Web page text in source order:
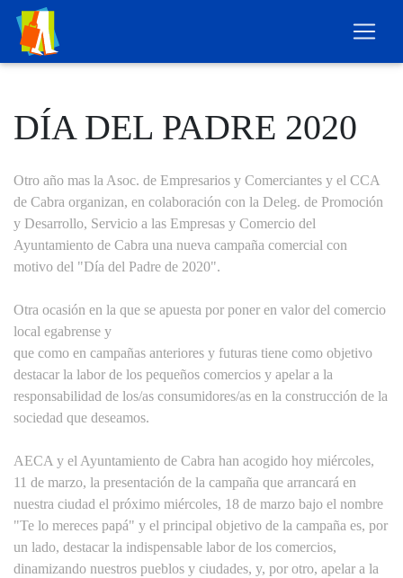
DÍA DEL PADRE 2020
Otro año mas la Asoc. de Empresarios y Comerciantes y el CCA
de Cabra organizan, en colaboración con la Deleg. de Promoción
y Desarrollo, Servicio a las Empresas y Comercio del
Ayuntamiento de Cabra una nueva campaña comercial con
motivo del "Día del Padre de 2020".
Otra ocasión en la que se apuesta por poner en valor del comercio
local egabrense y
que como en campañas anteriores y futuras tiene como objetivo
destacar la labor de los pequeños comercios y apelar a la
responsabilidad de los/as consumidores/as en la construcción de la
sociedad que deseamos.
AECA y el Ayuntamiento de Cabra han acogido hoy miércoles,
11 de marzo, la presentación de la campaña que arrancará en
nuestra ciudad el próximo miércoles, 18 de marzo bajo el nombre
"Te lo mereces papá" y el principal objetivo de la campaña es, por
un lado, destacar la indispensable labor de los comercios,
dinamizando nuestros pueblos y ciudades, y, por otro, apelar a la